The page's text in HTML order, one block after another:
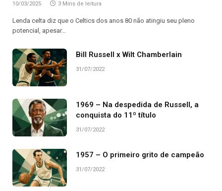
10/03/2025 3 Mins de leitura
Lenda celta diz que o Celtics dos anos 80 não atingiu seu pleno
potencial, apesar…
Bill Russell x Wilt Chamberlain
31/07/2022
1969 – Na despedida de Russell, a
conquista do 11º título
31/07/2022
1957 – O primeiro grito de campeão
31/07/2022